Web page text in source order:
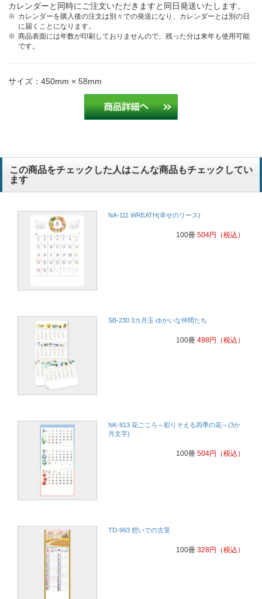
卸売、駐車場の管理
毎年同じものですが、楽しみにしているお客様があるため。
畳、内装工事
お客様が喜ぶから。お客様が製造業をやっているので、工場の中を元
気にできるようなカレンダー選びをしています。
かわいらしく温かい感じがしたので。 不動産管理
持ちになる」と喜ばれました。
畳製造販売
カレンダー絵柄の良さと手ごろ価格の為
カレンダーと同時にご注文いただきますと同日発送いたします。
カレンダーを購入後の注文は別々での発送になり、カレンダーとは別の日
に届くことになります。
商品表面には年数が印刷しておりませんので、残った分は来年も使用可能
です。
サイズ：450mm × 58mm
この商品をチェックした人はこんな商品もチェックしてい
ます
NA-111 WREATH(幸せのリース)
100冊 504円 （税込）
SB-230 3カ月玉 ゆかいな仲間たち
100冊 498円 （税込）
NK-913 花ごころ～彩りそえる四季の花～(3か
月文字)
100冊 504円 （税込）
TD-993 想いでの古里
100冊 328円 （税込）